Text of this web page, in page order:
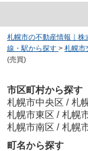
札幌市の不動産情報｜
線・駅から探す > 札幌市
(売買)
市区町村から探す
札幌市中央区 / 札
札幌市東区 / 札幌
札幌市南区 / 札幌
町名から探す